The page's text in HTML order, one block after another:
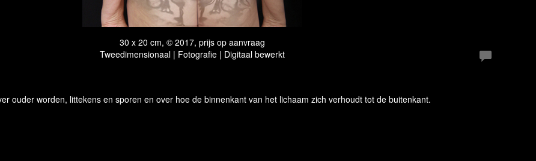
30 x 20 cm, © 2017, prijs op aanvraag
Tweedimensionaal | Fotografie | Digitaal bewerkt
ouder worden, littekens en sporen en over hoe de binnenkant van het lichaam zich verhoudt tot de buitenkant.